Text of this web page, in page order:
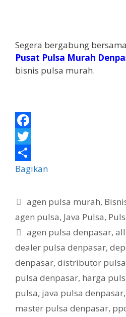
Segera bergabung
Pusat Pulsa Murah
bisnis pulsa murah.
F
a
c
b
o
o
k
T
w
t
t
e
r
Bagikan
K
a
e
g
o
r
i
agen pulsa murah,
agen pulsa, Java Pulsa,
T
a
agen pulsa denpasar,
dealer pulsa denpasar,
denpasar, distributor
pulsa denpasar, harga
pulsa, java pulsa denpasar,
master pulsa denpasar,